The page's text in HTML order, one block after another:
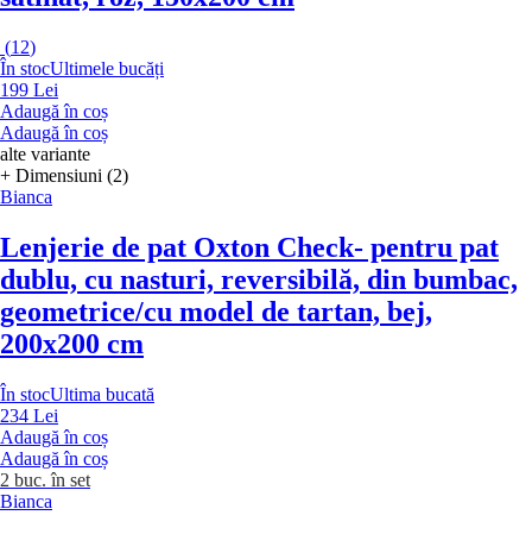
(12)
În stocUltimele bucăți
199 Lei
Adaugă în coș
Adaugă în coș
alte variante
+ Dimensiuni (2)
Bianca
Lenjerie de pat Oxton Check- pentru pat
dublu, cu nasturi, reversibilă, din bumbac,
geometrice/cu model de tartan, bej,
200x200 cm
În stocUltima bucată
234 Lei
Adaugă în coș
Adaugă în coș
2 buc. în set
Bianca